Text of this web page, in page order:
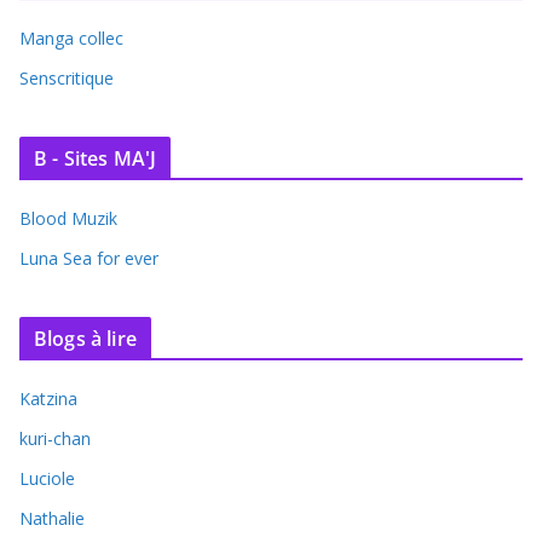
Manga collec
Senscritique
B - Sites MA'J
Blood Muzik
Luna Sea for ever
Blogs à lire
Katzina
kuri-chan
Luciole
Nathalie